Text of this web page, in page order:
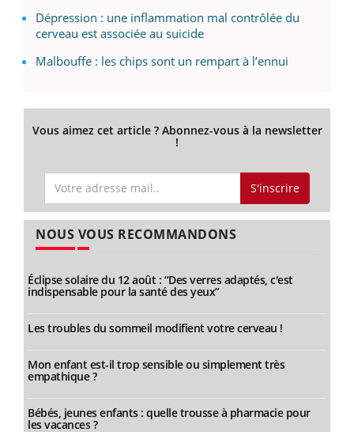
Dépression : une inflammation mal contrôlée du
cerveau est associée au suicide
Malbouffe : les chips sont un rempart à l’ennui
Vous aimez cet article ? Abonnez-vous à la newsletter
!
S'inscrire
NOUS VOUS RECOMMANDONS
Éclipse solaire du 12 août : “Des verres adaptés, c'est
indispensable pour la santé des yeux”
Les troubles du sommeil modifient votre cerveau !
Mon enfant est-il trop sensible ou simplement très
empathique ?
Bébés, jeunes enfants : quelle trousse à pharmacie pour
les vacances ?